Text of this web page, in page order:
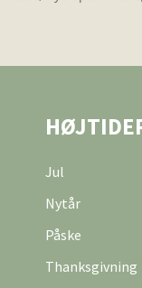
Jul
Nytår
Påske
Thanksgivning